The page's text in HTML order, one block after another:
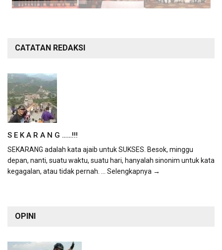
CATATAN REDAKSI
S E K A R A N G ……!!!
SEKARANG adalah kata ajaib untuk SUKSES. Besok, minggu
depan, nanti, suatu waktu, suatu hari, hanyalah sinonim untuk kata
kegagalan, atau tidak pernah. ... Selengkapnya →
OPINI